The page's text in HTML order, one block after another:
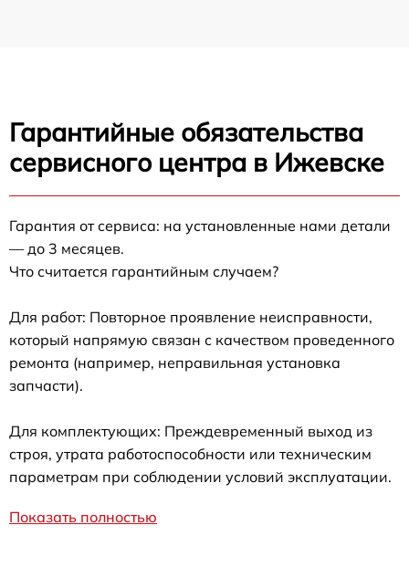
Гарантийные обязательства
сервисного центра в Ижевске
Гарантия от сервиса: на установленные нами детали
— до 3 месяцев.
Что считается гарантийным случаем?
Для работ: Повторное проявление неисправности,
который напрямую связан с качеством проведенного
ремонта (например, неправильная установка
запчасти).
Для комплектующих: Преждевременный выход из
строя, утрата работоспособности или техническим
параметрам при соблюдении условий эксплуатации.
Показать полностью